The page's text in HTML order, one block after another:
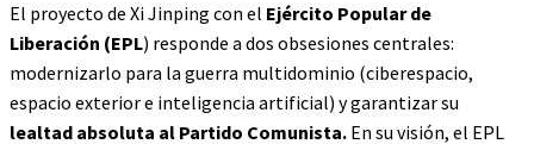
El proyecto de Xi Jinping con el Ejército Popular de
Liberación (EPL) responde a dos obsesiones centrales:
modernizarlo para la guerra multidominio (ciberespacio,
espacio exterior e inteligencia artificial) y garantizar su
lealtad absoluta al Partido Comunista. En su visión, el EPL